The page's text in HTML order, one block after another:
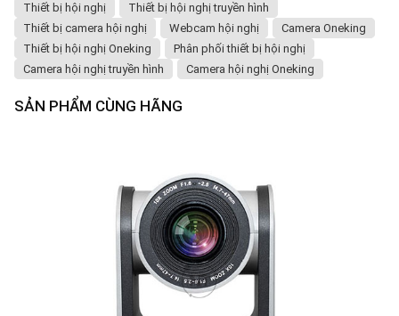
Thiết bị hội nghị
Thiết bị hội nghị truyền hình
Thiết bị camera hội nghị
Webcam hội nghị
Camera Oneking
Thiết bị hội nghị Oneking
Phân phối thiết bị hội nghị
Camera hội nghị truyền hình
Camera hội nghị Oneking
SẢN PHẨM CÙNG HÃNG